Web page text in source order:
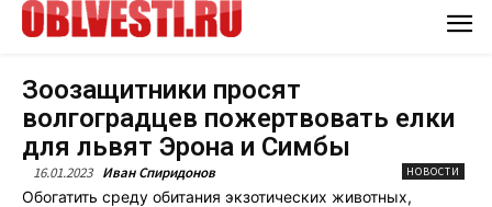
Зоозащитники просят
волгоградцев пожертвовать елки
для львят Эрона и Симбы
16.01.2023 Иван Спиридонов НОВОСТИ
Обогатить среду обитания экзотических животных,